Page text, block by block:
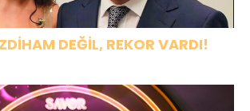
DEĞİL, REKOR VARDI!